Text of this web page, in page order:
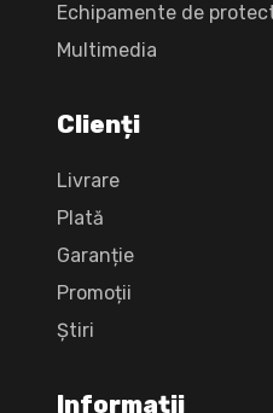
Echipamente de
Multimedia
Clienți
Livrare
Plată
Garanție
Promoții
Știri
Informații